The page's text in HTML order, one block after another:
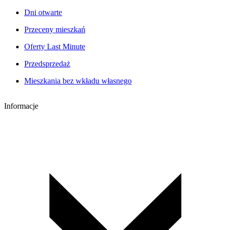
Dni otwarte
Przeceny mieszkań
Oferty Last Minute
Przedsprzedaż
Mieszkania bez wkładu własnego
Informacje